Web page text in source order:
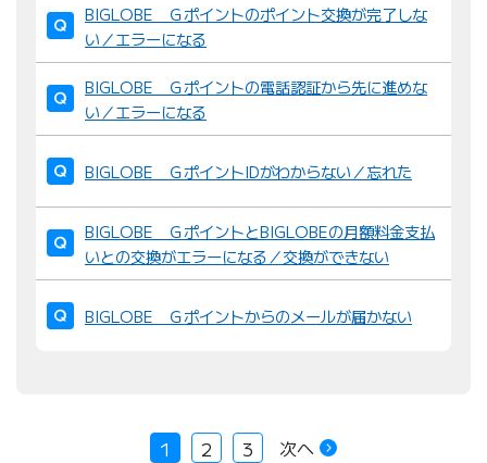
BIGLOBE Ｇポイントのポイント交換が完了しな
い／エラーになる
BIGLOBE Ｇポイントの電話認証から先に進めな
い／エラーになる
BIGLOBE ＧポイントIDがわからない／忘れた
BIGLOBE ＧポイントとBIGLOBEの月額料金支払
いとの交換がエラーになる／交換ができない
BIGLOBE Ｇポイントからのメールが届かない
1 2 3 次へ